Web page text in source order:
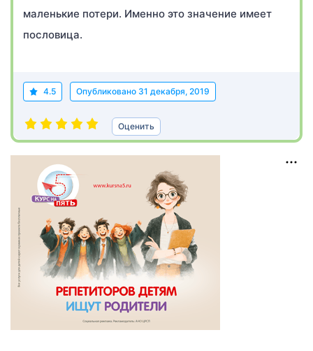
маленькие потери. Именно это значение имеет
пословица.
4.5 Опубликовано 31 декабря, 2019
Оценить